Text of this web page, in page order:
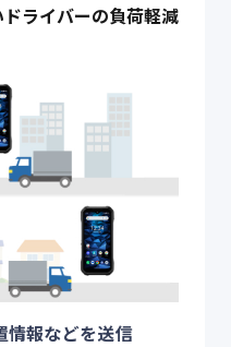
ライバーの負荷軽減
情報などを送信